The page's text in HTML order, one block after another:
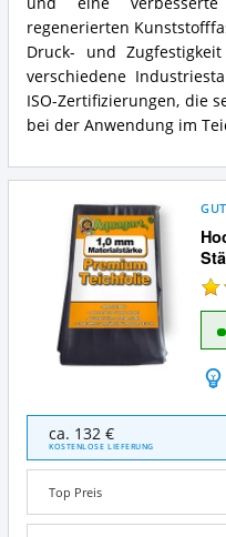
regenerierten
Druck- und
verschiedene
ISO-Zertifizierungen, die
bei der Anwendung im
GUT
Hochwertige
PVC
Teichfolie
1,0mm
Stärke
5m
ca. 132 €
KOSTENLOSE LIEFERUNG
Top Preis